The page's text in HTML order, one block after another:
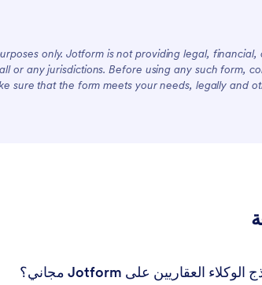
only. Jotform is not providing legal, financial,
or any jurisdictions. Before using any such form,
sure that the form meets your needs, legally and